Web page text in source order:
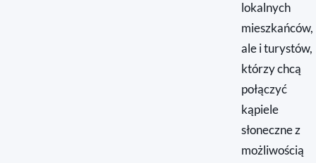
lokalnych
mieszkańców,
ale i turystów,
którzy chcą
połączyć
kąpiele
słoneczne z
możliwością